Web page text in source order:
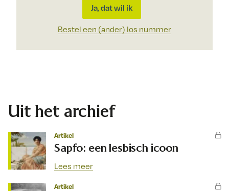
Ja, dat wil ik
Bestel een (ander) los nummer
Uit het archief
Artikel
Sapfo: een lesbisch icoon
Lees meer
Artikel